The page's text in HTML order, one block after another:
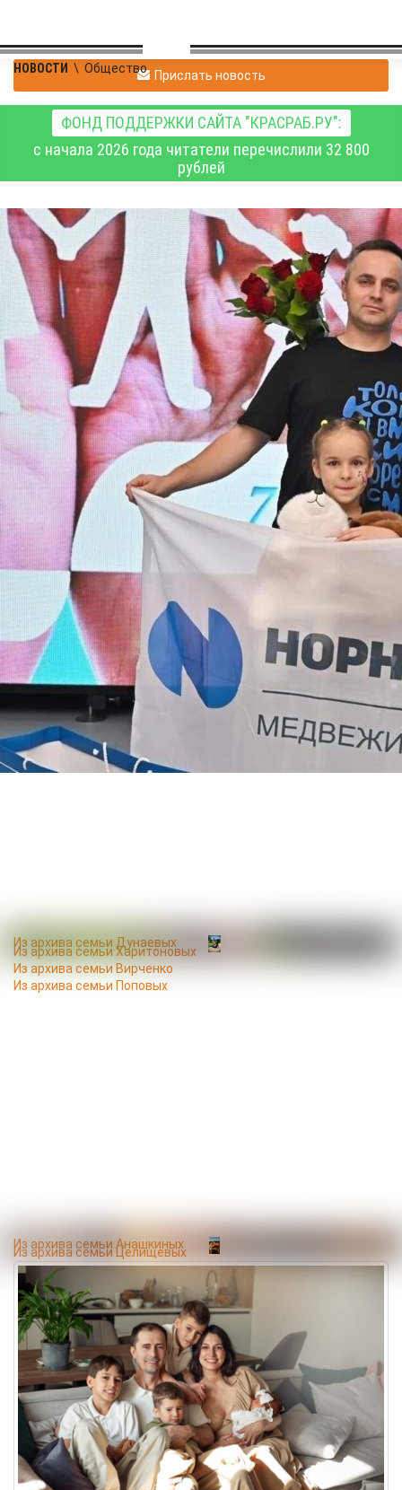
НОВОСТИ \ Общество Прислать новость
ФОНД ПОДДЕРЖКИ САЙТА "КРАСРАБ.РУ":
с начала 2026 года читатели перечислили 32 800
рублей
В Красноярском крае
определили
победителей
регионального конкурса
«Семья года»
Общество
03.06.2026 10:09
490
Фото:
Из архива семьи Гофман
Из архива семьи Рыжаковых
Из архива семьи Насоновых
Из архива семьи Дунаевых
Из архива семьи Харитоновых
Из архива семьи Вирченко
Из архива семьи Поповых
Из архива семьи Анашкиных
Из архива семьи Целищевых